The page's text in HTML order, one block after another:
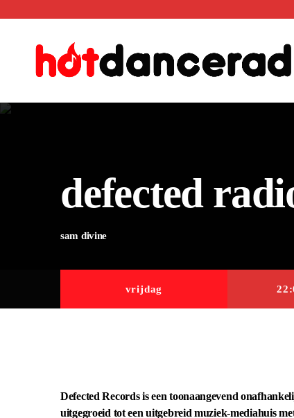
defected
sam divine
vrijdag
Defected Records is een toonaangevend
uitgegroeid tot een uitgebreid muziek-mediahuis